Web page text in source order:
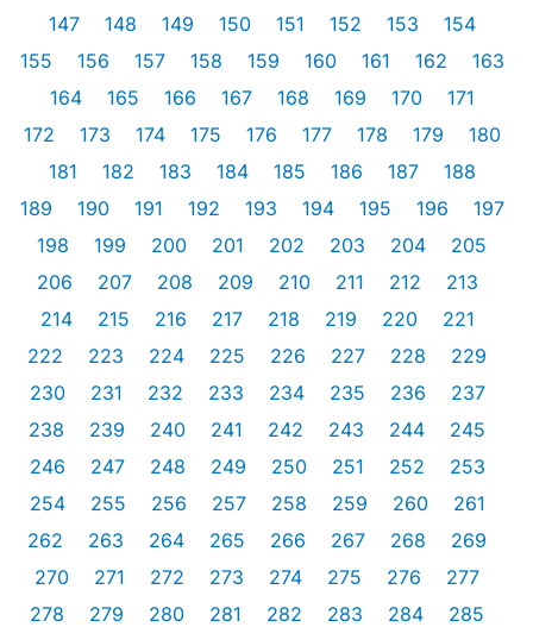
147
148 149 150 151 152 153
154
155
156 157 158 159 160 161 162
163
164
165 166 167 168 169 170
171
172
173 174 175 176 177 178 179
180
181
182 183 184 185 186 187
188
189
190 191 192 193 194 195 196
197
198
199 200 201 202 203 204
205
206
207 208 209 210 211 212
213
214
215 216 217 218 219 220
221
222
223 224 225 226 227 228
229
230
231 232 233 234 235 236
237
238
239 240 241 242 243 244
245
246
247 248 249 250 251 252
253
254
255 256 257 258 259 260
261
262
263 264 265 266 267 268
269
270
271 272 273 274 275 276
277
278
279 280 281 282 283 284
285